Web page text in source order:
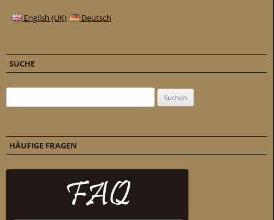
English (UK) Deutsch
SUCHE
HÄUFIGE FRAGEN